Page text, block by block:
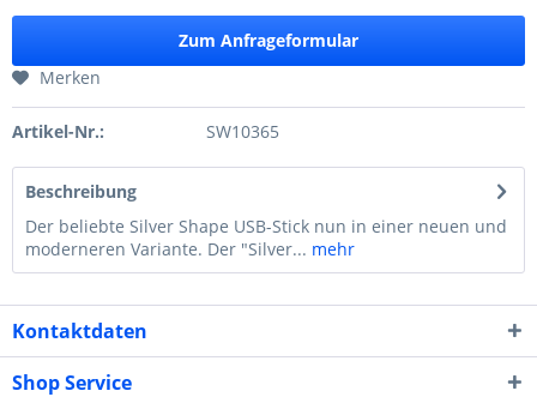
Zum Anfrageformular
Merken
Artikel-Nr.: SW10365
Beschreibung
Der beliebte Silver Shape USB-Stick nun in einer neuen und
moderneren Variante. Der "Silver... mehr
Kontaktdaten
Shop Service